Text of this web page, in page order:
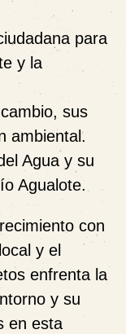
para
y la
, sus
ambiental.
Aguay su
Agualote.
con
y el
enfrenta la
y su
en esta